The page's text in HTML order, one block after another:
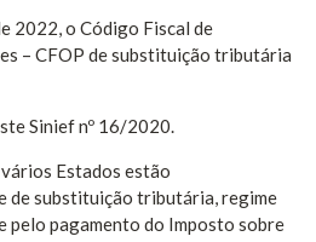
2022, o Código Fiscal de
– CFOP de substituição tributária
Sinief nº 16/2020.
Estados estão
de substituição tributária, regime
pelo pagamento do Imposto sobre